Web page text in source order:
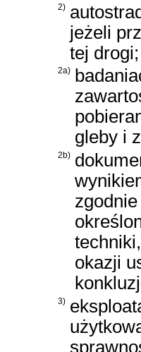
2)
jeżeli
tej drogi;
2a)
gleby i
2b)
okazji
3)